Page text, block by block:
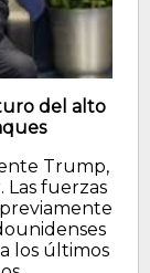
del alto
Trump,
fuerzas
los últimos